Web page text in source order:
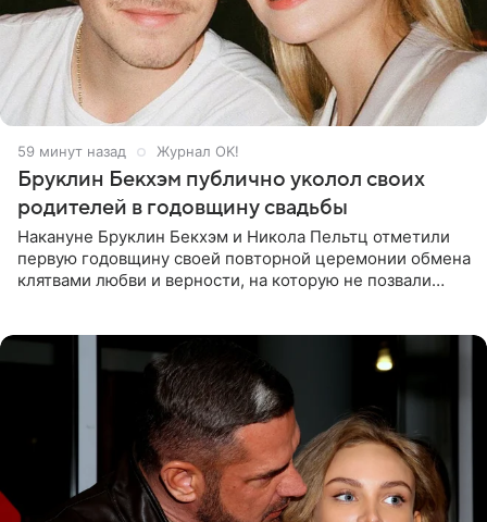
59 минут назад Журнал OK!
Бруклин Бекхэм публично уколол своих
родителей в годовщину свадьбы
Накануне Бруклин Бекхэм и Никола Пельтц отметили
первую годовщину своей повторной церемонии обмена
клятвами любви и верности, на которую не позвали